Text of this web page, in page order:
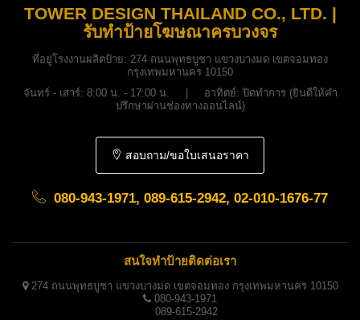
TOWER DESIGN THAILAND CO., LTD. |
รับทำป้ายโฆษณาครบวงจร
ที่อยู่โรงงานผลิตป้าย: 274 ถนนพุทธบูชา แขวงบางมด เขตจอมทอง
กรุงเทพมหานคร 10150
จันทร์ - เสาร์: 8:00 น. - 17:00 น. | อาทิตย์: ปิดทำการ (ยินดีให้คำ
ปรึกษาผ่านช่องทางออนไลน์)
สอบถาม/ขอใบเสนอราคา
080-943-1971, 089-615-2942, 02-010-1676-77
สนใจทำป้ายติดต่อเรา
274 ถนนพุทธบูชา แขวงบางมด เขตจอมทอง กรุงเทพมหานคร 10150
080-943-1971
089-615-2942